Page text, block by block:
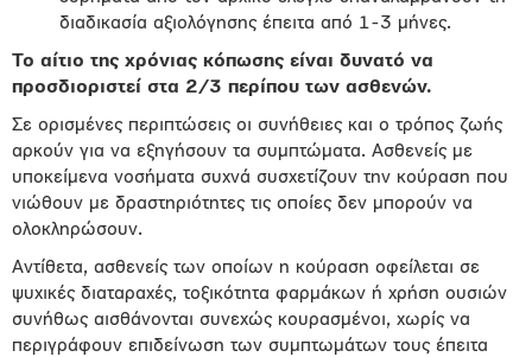
διαδικασία αξιολόγησης έπειτα από 1-3 μήνες.
Το αίτιο της χρόνιας κόπωσης είναι δυνατό να
προσδιοριστεί στα 2/3 περίπου των ασθενών.
Σε ορισμένες περιπτώσεις οι συνήθειες και ο τρόπος ζωής
αρκούν για να εξηγήσουν τα συμπτώματα. Ασθενείς με
υποκείμενα νοσήματα συχνά συσχετίζουν την κούραση που
νιώθουν με δραστηριότητες τις οποίες δεν μπορούν να
ολοκληρώσουν.
Αντίθετα, ασθενείς των οποίων η κούραση οφείλεται σε
ψυχικές διαταραχές, τοξικότητα φαρμάκων ή χρήση ουσιών
συνήθως αισθάνονται συνεχώς κουρασμένοι, χωρίς να
περιγράφουν επιδείνωση των συμπτωμάτων τους έπειτα